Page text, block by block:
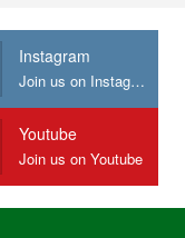
Instagram
Join us on Instagram
Youtube
Join us on Youtube